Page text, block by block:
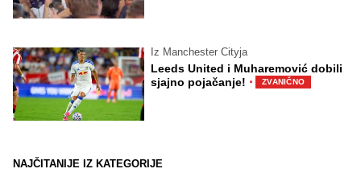
Iz Manchester Cityja
Leeds United i Muharemović dobili
sjajno pojačanje! · ZVANIČNO
NAJČITANIJE IZ KATEGORIJE